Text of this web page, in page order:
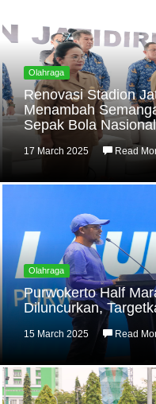
Olahraga
Renovasi Stadion
Menambah
Sepak Bola Nasional
17 March 2025 Read
Olahraga
Purwokerto Half
Diluncurkan,
15 March 2025 Read